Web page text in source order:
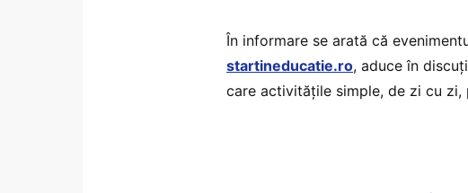
În informare se arată că
startineducatie.ro, aduce în
care activitățile simple, de zi cu